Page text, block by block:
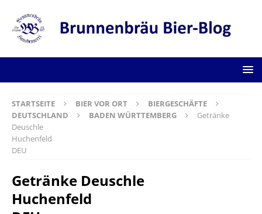
STARTSEITE BIER VOR ORT
BIERGESCHÄFTE
DEUTSCHLAND
BADEN WÜRTTEMBERG
Getränke
Deuschle
Huchenfeld
DEU
Getränke Deuschle
Huchenfeld